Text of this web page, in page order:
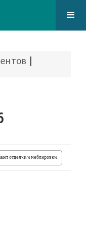
|
отделки и меблировки